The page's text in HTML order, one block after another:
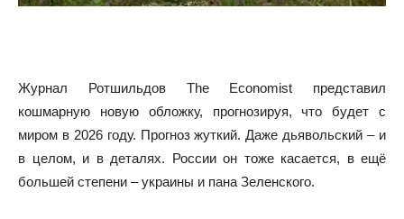
Журнал Ротшильдов The Economist представил
кошмарную новую обложку, прогнозируя, что будет с
миром в 2026 году. Прогноз жуткий. Даже дьявольский – и
в целом, и в деталях. России он тоже касается, в ещё
большей степени – украины и пана Зеленского.